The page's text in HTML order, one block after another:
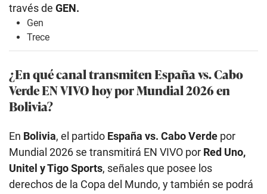
través de GEN.
Gen
Trece
¿En qué canal transmiten España vs. Cabo
Verde EN VIVO hoy por Mundial 2026 en
Bolivia?
En Bolivia, el partido España vs. Cabo Verde por
Mundial 2026 se transmitirá EN VIVO por Red Uno,
Unitel y Tigo Sports, señales que posee los
derechos de la Copa del Mundo, y también se podrá